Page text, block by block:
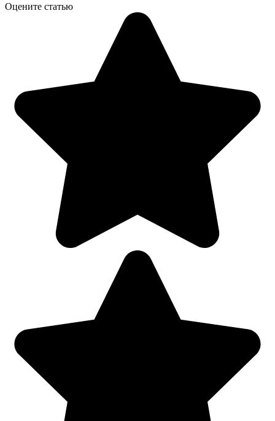
Оцените статью